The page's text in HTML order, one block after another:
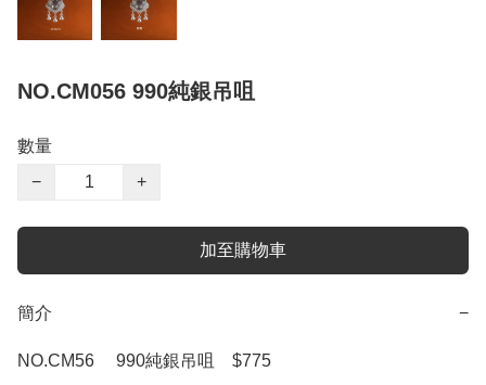
NO.CM056 990純銀吊咀
數量
−
+
加至購物車
簡介 −
NO.CM56     990純銀吊咀    $775